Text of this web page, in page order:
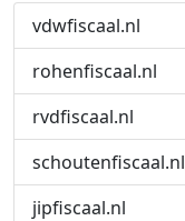
vdwfiscaal.nl
rohenfiscaal.nl
rvdfiscaal.nl
schoutenfiscaal.nl
jipfiscaal.nl